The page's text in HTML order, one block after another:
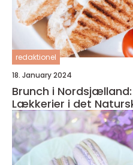
redaktionel
18. January 2024
Brunch i
Lækkerier i det